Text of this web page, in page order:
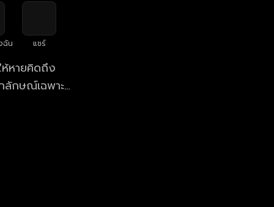
ฉัน แชร์
หายคิดถึง
ลักษณ์เฉพาะ